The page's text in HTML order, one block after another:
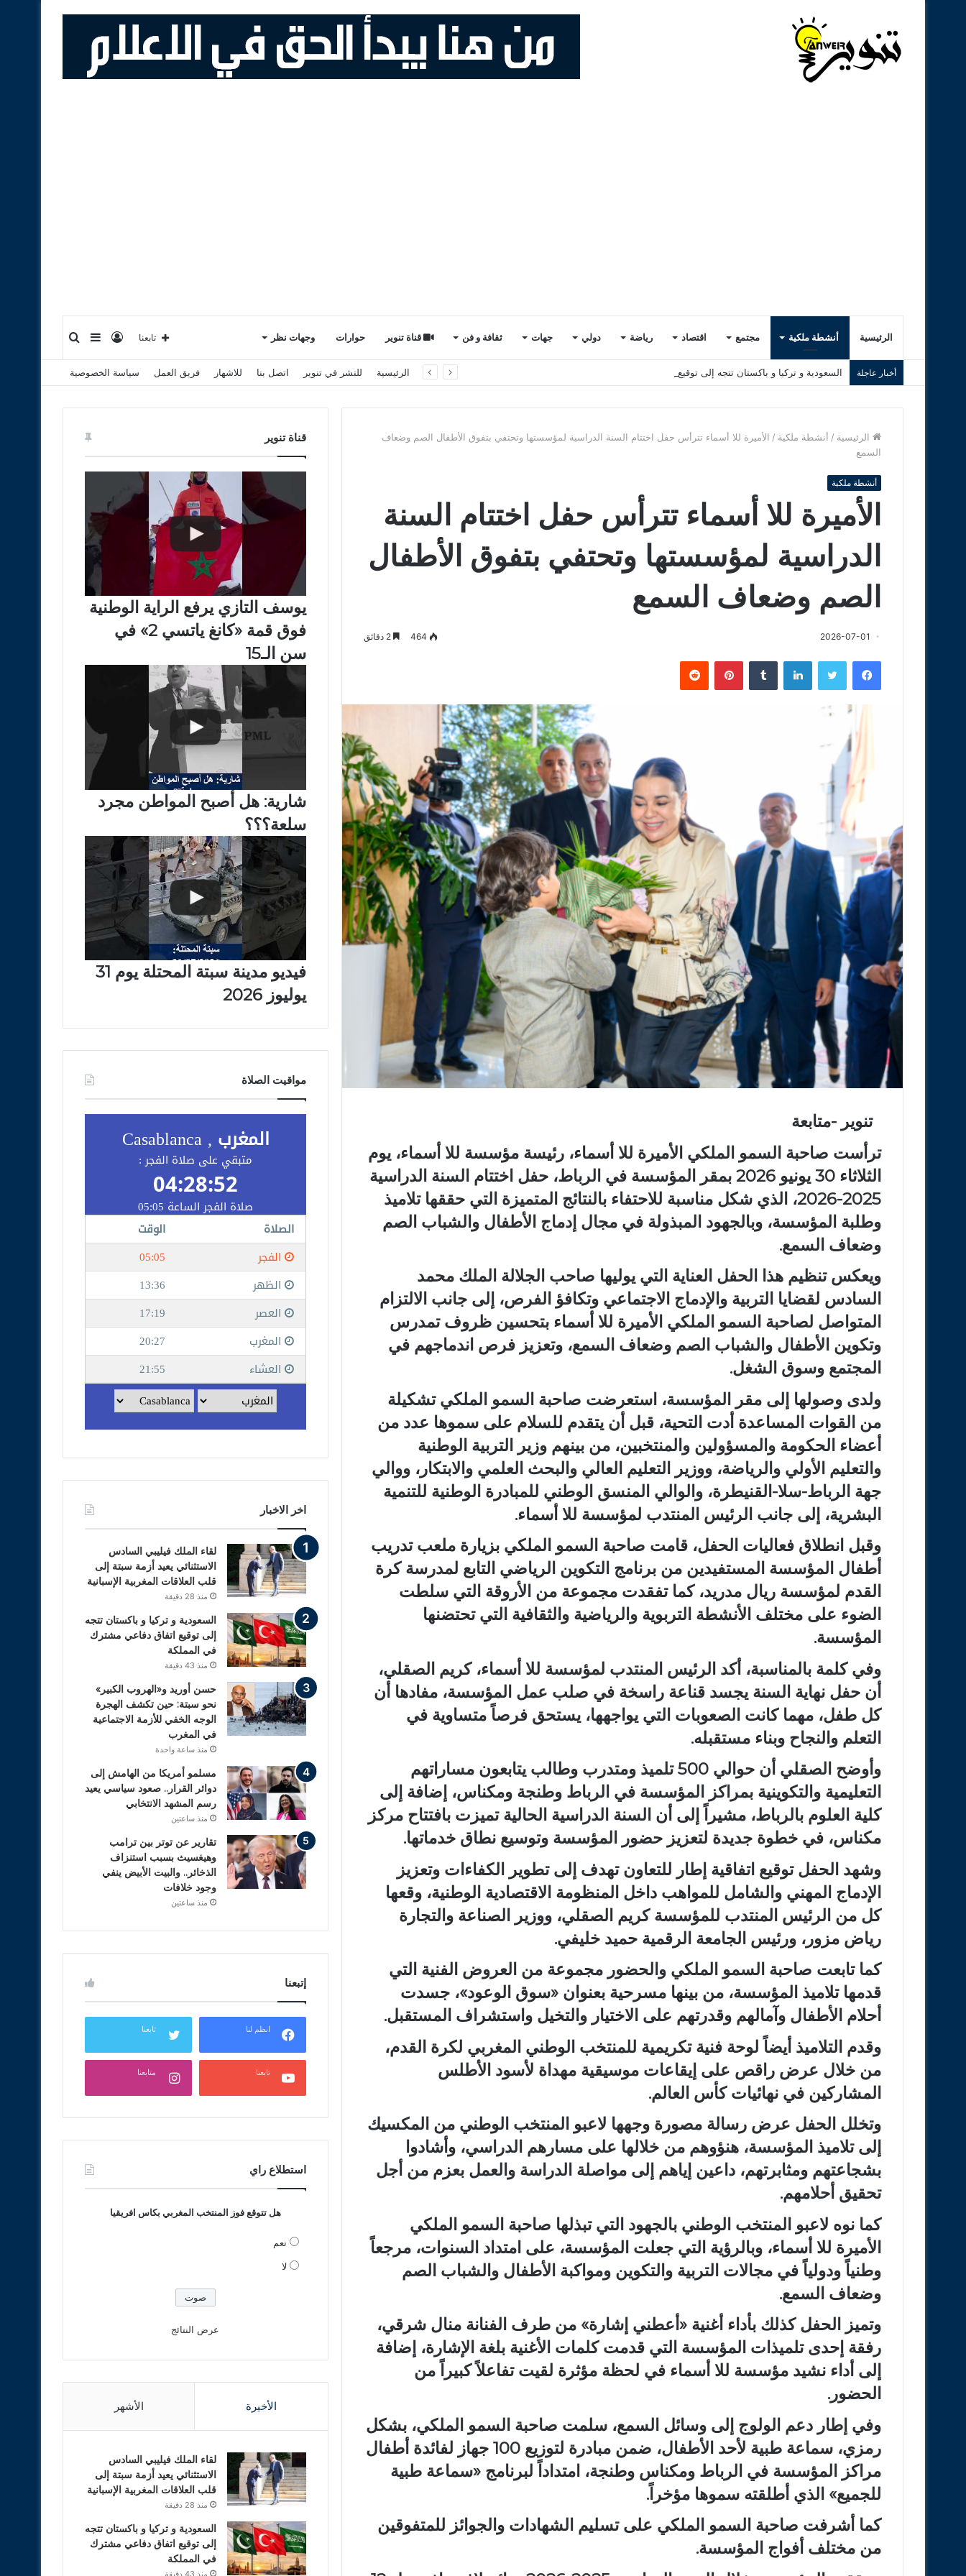
الرئيسية أنشطة ملكية مجتمع اقتصاد رياضة دولي جهات ثقافة و فن قناة تنوير حوارات وجهات نظر إضافة
عمود
تسجيل
الدخول
تابعنا
أخبار عاجلة السعودية و تركيا و باكستان تتجه إلى توقيع اتفاق دفاعي مشترك في المملكة الرئيسية للنشر في تنوير اتصل بنا للاشهار فريق العمل سياسة الخصوصية
الرئيسية / أنشطة ملكية / الأميرة للا أسماء تترأس حفل اختتام السنة الدراسية لمؤسستها وتحتفي بتفوق الأطفال الصم وضعاف
السمع
أنشطة ملكية
الأميرة للا أسماء تترأس حفل اختتام السنة
الدراسية لمؤسستها وتحتفي بتفوق الأطفال
الصم وضعاف السمع
2026-07-01
464
فيسبوك لينكدإن بينتيريست
تنوير -متابعة
ترأست صاحبة السمو الملكي الأميرة للا أسماء، رئيسة مؤسسة للا أسماء، يوم
الثلاثاء 30 يونيو 2026 بمقر المؤسسة في الرباط، حفل اختتام السنة الدراسية
2025-2026، الذي شكل مناسبة للاحتفاء بالنتائج المتميزة التي حققها تلاميذ
وطلبة المؤسسة، وبالجهود المبذولة في مجال إدماج الأطفال والشباب الصم
وضعاف السمع.
ويعكس تنظيم هذا الحفل العناية التي يوليها صاحب الجلالة الملك محمد
السادس لقضايا التربية والإدماج الاجتماعي وتكافؤ الفرص، إلى جانب الالتزام
المتواصل لصاحبة السمو الملكي الأميرة للا أسماء بتحسين ظروف تمدرس
وتكوين الأطفال والشباب الصم وضعاف السمع، وتعزيز فرص اندماجهم في
المجتمع وسوق الشغل.
ولدى وصولها إلى مقر المؤسسة، استعرضت صاحبة السمو الملكي تشكيلة
من القوات المساعدة أدت التحية، قبل أن يتقدم للسلام على سموها عدد من
أعضاء الحكومة والمسؤولين والمنتخبين، من بينهم وزير التربية الوطنية
والتعليم الأولي والرياضة، ووزير التعليم العالي والبحث العلمي والابتكار، ووالي
جهة الرباط-سلا-القنيطرة، والوالي المنسق الوطني للمبادرة الوطنية للتنمية
البشرية، إلى جانب الرئيس المنتدب لمؤسسة للا أسماء.
وقبل انطلاق فعاليات الحفل، قامت صاحبة السمو الملكي بزيارة ملعب تدريب
أطفال المؤسسة المستفيدين من برنامج التكوين الرياضي التابع لمدرسة كرة
القدم لمؤسسة ريال مدريد، كما تفقدت مجموعة من الأروقة التي سلطت
الضوء على مختلف الأنشطة التربوية والرياضية والثقافية التي تحتضنها
المؤسسة.
وفي كلمة بالمناسبة، أكد الرئيس المنتدب لمؤسسة للا أسماء، كريم الصقلي،
أن حفل نهاية السنة يجسد قناعة راسخة في صلب عمل المؤسسة، مفادها أن
كل طفل، مهما كانت الصعوبات التي يواجهها، يستحق فرصاً متساوية في
التعلم والنجاح وبناء مستقبله.
وأوضح الصقلي أن حوالي 500 تلميذ ومتدرب وطالب يتابعون مساراتهم
التعليمية والتكوينية بمراكز المؤسسة في الرباط وطنجة ومكناس، إضافة إلى
كلية العلوم بالرباط، مشيراً إلى أن السنة الدراسية الحالية تميزت بافتتاح مركز
مكناس، في خطوة جديدة لتعزيز حضور المؤسسة وتوسيع نطاق خدماتها.
وشهد الحفل توقيع اتفاقية إطار للتعاون تهدف إلى تطوير الكفاءات وتعزيز
الإدماج المهني والشامل للمواهب داخل المنظومة الاقتصادية الوطنية، وقعها
كل من الرئيس المنتدب للمؤسسة كريم الصقلي، ووزير الصناعة والتجارة
رياض مزور، ورئيس الجامعة الرقمية حميد خليفي.
كما تابعت صاحبة السمو الملكي والحضور مجموعة من العروض الفنية التي
قدمها تلاميذ المؤسسة، من بينها مسرحية بعنوان «سوق الوعود»، جسدت
أحلام الأطفال وآمالهم وقدرتهم على الاختيار والتخيل واستشراف المستقبل.
وقدم التلاميذ أيضاً لوحة فنية تكريمية للمنتخب الوطني المغربي لكرة القدم،
من خلال عرض راقص على إيقاعات موسيقية مهداة لأسود الأطلس
المشاركين في نهائيات كأس العالم.
وتخلل الحفل عرض رسالة مصورة وجهها لاعبو المنتخب الوطني من المكسيك
إلى تلاميذ المؤسسة، هنؤوهم من خلالها على مسارهم الدراسي، وأشادوا
بشجاعتهم ومثابرتهم، داعين إياهم إلى مواصلة الدراسة والعمل بعزم من أجل
تحقيق أحلامهم.
كما نوه لاعبو المنتخب الوطني بالجهود التي تبذلها صاحبة السمو الملكي
الأميرة للا أسماء، وبالرؤية التي جعلت المؤسسة، على امتداد السنوات، مرجعاً
وطنياً ودولياً في مجالات التربية والتكوين ومواكبة الأطفال والشباب الصم
وضعاف السمع.
وتميز الحفل كذلك بأداء أغنية «أعطني إشارة» من طرف الفنانة منال شرقي،
رفقة إحدى تلميذات المؤسسة التي قدمت كلمات الأغنية بلغة الإشارة، إضافة
إلى أداء نشيد مؤسسة للا أسماء في لحظة مؤثرة لقيت تفاعلاً كبيراً من
الحضور.
وفي إطار دعم الولوج إلى وسائل السمع، سلمت صاحبة السمو الملكي، بشكل
رمزي، سماعة طبية لأحد الأطفال، ضمن مبادرة لتوزيع 100 جهاز لفائدة أطفال
مراكز المؤسسة في الرباط ومكناس وطنجة، امتداداً لبرنامج «سماعة طبية
للجميع» الذي أطلقته سموها مؤخراً.
كما أشرفت صاحبة السمو الملكي على تسليم الشهادات والجوائز للمتفوقين
من مختلف أفواج المؤسسة.
قناة تنوير
يوسف التازي يرفع الراية الوطنية
فوق قمة «كانغ ياتسي 2» في
سن الـ15
شارية: هل أصبح المواطن مجرد
سلعة؟؟؟
فيديو مدينة سبتة المحتلة يوم 31
يوليوز 2026
مواقيت الصلاة
اخر الاخبار
لقاء الملك فيليبي السادس
الاستثنائي يعيد أزمة سبتة إلى
قلب العلاقات المغربية الإسبانية
منذ 28 دقيقة
السعودية و تركيا و باكستان تتجه
إلى توقيع اتفاق دفاعي مشترك
في المملكة
منذ 43 دقيقة
حسن أوريد و«الهروب الكبير»
نحو سبتة: حين تكشف الهجرة
الوجه الخفي للأزمة الاجتماعية
في المغرب
منذ ساعة واحدة
مسلمو أمريكا من الهامش إلى
دوائر القرار.. صعود سياسي يعيد
رسم المشهد الانتخابي
منذ ساعتين
تقارير عن توتر بين ترامب
وهيغسيث بسبب استنزاف
الذخائر.. والبيت الأبيض ينفي
وجود خلافات
منذ ساعتين
إتبعنا
انظم لنا تابعنا
تابعنا متابعنا
استطلاع راي
هل تتوقع فوز المنتخب المغربي بكاس افريقيا
نعم
لا
عرض النتائج
الأخيرة الأشهر
لقاء الملك فيليبي السادس
الاستثنائي يعيد أزمة سبتة إلى
قلب العلاقات المغربية الإسبانية
منذ 28 دقيقة
السعودية و تركيا و باكستان تتجه
إلى توقيع اتفاق دفاعي مشترك
في المملكة
منذ 43 دقيقة